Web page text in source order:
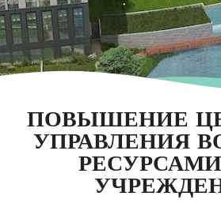
ПОВЫШЕНИЕ
УПРАВЛЕНИЯ